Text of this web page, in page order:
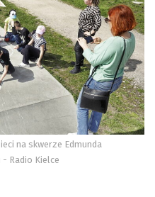
na skwerze Edmunda
Radio Kielce